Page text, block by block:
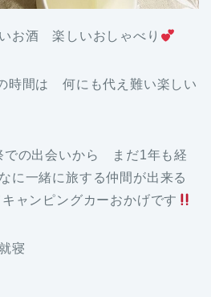
お酒 楽しいおしゃべり
時間は 何にも代え難い楽しい
での出会いから まだ1年も経
に一緒に旅する仲間が出来る
ャンピングカーおかげです
寝